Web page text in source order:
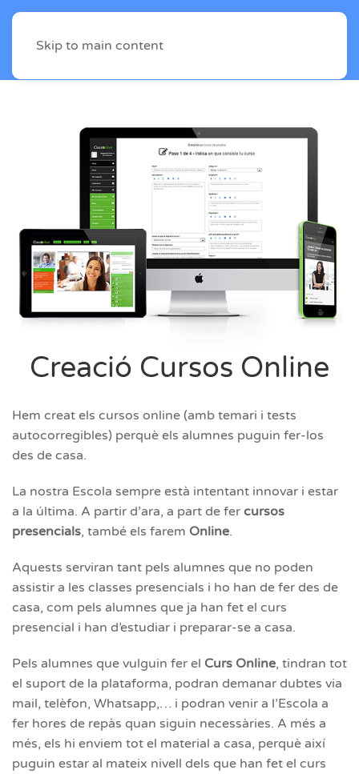
Skip to main content
Creació Cursos Online
Hem creat els cursos online (amb temari i tests
autocorregibles) perquè els alumnes puguin fer-los
des de casa.
La nostra Escola sempre està intentant innovar i estar
a la última. A partir d’ara, a part de fer cursos
presencials, també els farem Online.
Aquests serviran tant pels alumnes que no poden
assistir a les classes presencials i ho han de fer des de
casa, com pels alumnes que ja han fet el curs
presencial i han d’estudiar i preparar-se a casa.
Pels alumnes que vulguin fer el Curs Online, tindran tot
el suport de la plataforma, podran demanar dubtes via
mail, telèfon, Whatsapp,… i podran venir a l’Escola a
fer hores de repàs quan siguin necessàries. A més a
més, els hi enviem tot el material a casa, perquè així
puguin estar al mateix nivell dels que han fet el curs